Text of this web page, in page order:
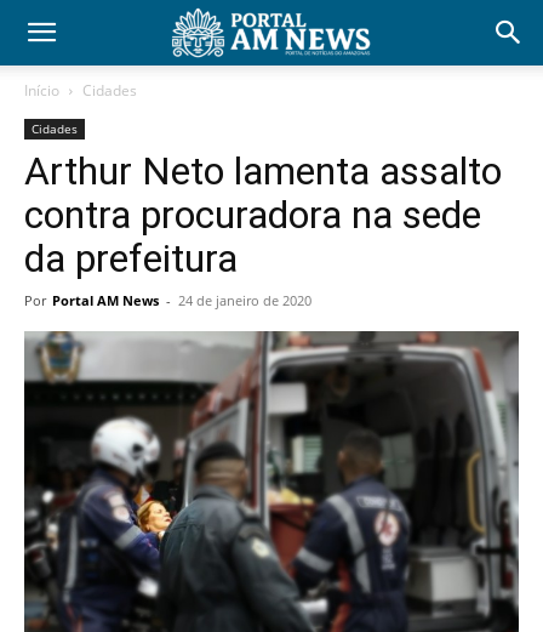
Início Cidades
Cidades
Arthur Neto lamenta assalto
contra procuradora na sede
da prefeitura
Por Portal AM News - 24 de janeiro de 2020